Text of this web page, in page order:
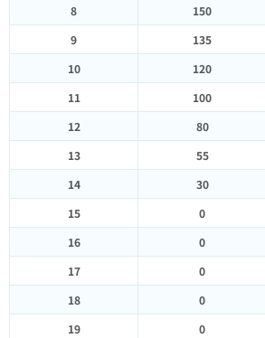
8 150
9
135
10
120
11
100
12
80
13
55
14
30
15
0
16
0
17
0
18
0
19
0